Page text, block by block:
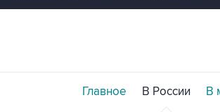
Главное В России В